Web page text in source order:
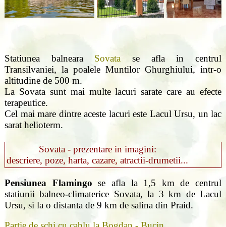
Statiunea balneara Sovata se afla in centrul
Transilvaniei, la poalele Muntilor Ghurghiului, intr-o
altitudine de 500 m.
La Sovata sunt mai multe lacuri sarate care au efecte
terapeutice.
Cel mai mare dintre aceste lacuri este Lacul Ursu, un lac
sarat helioterm.
Sovata - prezentare in imagini:
descriere, poze, harta, cazare, atractii-drumetii...
Pensiunea Flamingose afla la 1,5 km de centrul
statiunii balneo-climaterice Sovata, la 3 km de Lacul
Ursu, si la o distanta de 9 km de salina din Praid.